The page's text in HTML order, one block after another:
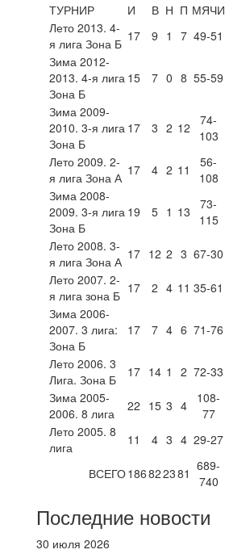
ТУРНИР
И В Н П МЯЧИ
Лето 2013. 4-
я лига Зона Б 17 9 1 7 49-51
Зима 2012-
2013. 4-я лига
Зона Б
15 7 0 8 55-59
Зима 2009-
2010. 3-я лига
Зона Б
17 3 2 12
74-
103
Лето 2009. 2-
я лига Зона А 17 4 2 11
56-
108
Зима 2008-
2009. 3-я лига
Зона Б
19 5 1 13
73-
115
Лето 2008. 3-
я лига Зона А 17 12 2 3 67-30
Лето 2007. 2-
я лига зона Б 17 2 4 11 35-61
Зима 2006-
2007. 3 лига:
Зона Б
17 7 4 6 71-76
Лето 2006. 3
Лига. Зона Б
17 14 1 2 72-33
Зима 2005-
2006. 8 лига
22 15 3 4
108-
77
Лето 2005. 8
лига
11 4 3 4 29-27
ВСЕГО186822381 689-
740
Последние новости
30 июля 2026